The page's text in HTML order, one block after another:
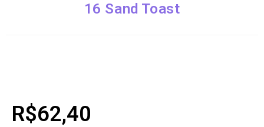
16 Sand Toast
R$62,40